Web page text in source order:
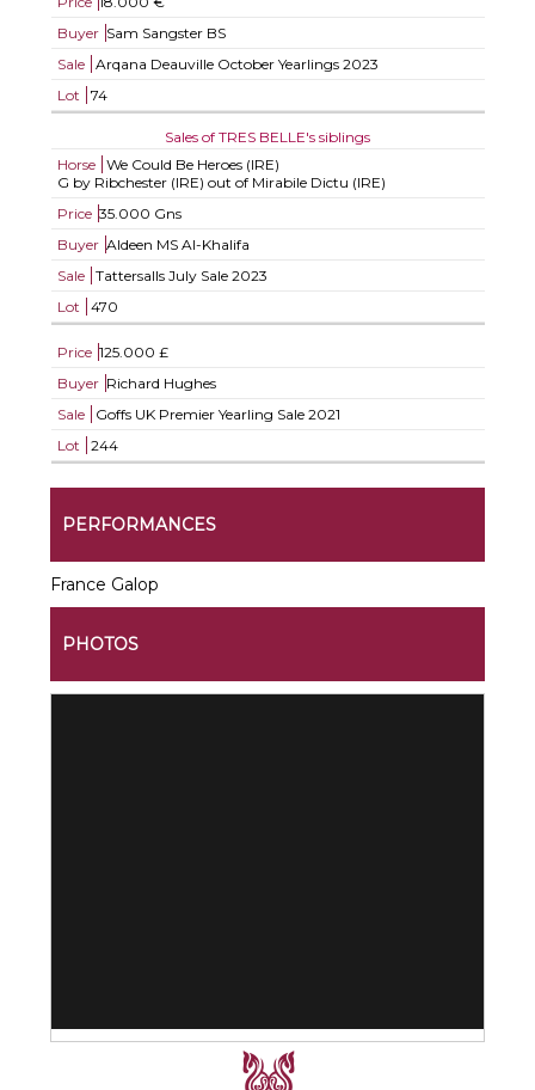
Buyer Sam Sangster BS
Sale
Arqana Deauville October Yearlings 2023
Lot
74
Sales of TRES BELLE's siblings
Horse
We Could Be Heroes (IRE)
G by Ribchester (IRE) out of Mirabile Dictu (IRE)
Price 35.000 Gns
Buyer Aldeen MS Al-Khalifa
Sale
Tattersalls July Sale 2023
Lot
470
Price 125.000 £
Buyer Richard Hughes
Sale
Goffs UK Premier Yearling Sale 2021
Lot
244
PERFORMANCES
France Galop
PHOTOS